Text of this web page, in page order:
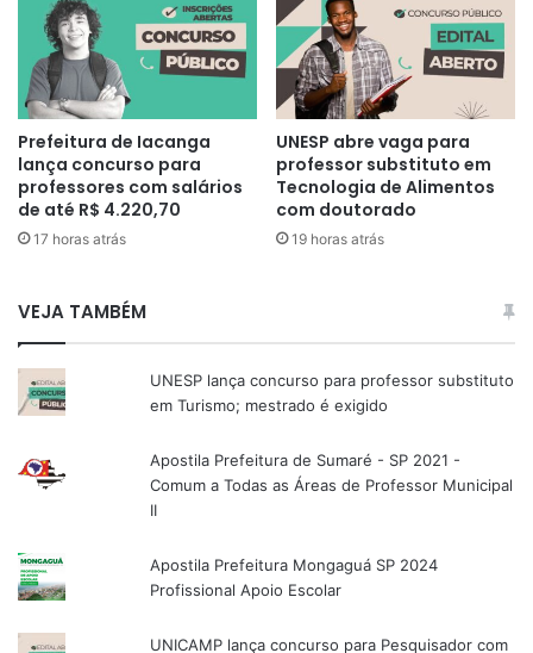
Prefeitura de Iacanga
lança concurso para
professores com salários
de até R$ 4.220,70
17 horas atrás
UNESP abre vaga para
professor substituto em
Tecnologia de Alimentos
com doutorado
19 horas atrás
VEJA TAMBÉM
UNESP lança concurso para professor substituto
em Turismo; mestrado é exigido
Apostila Prefeitura de Sumaré - SP 2021 -
Comum a Todas as Áreas de Professor Municipal
II
Apostila Prefeitura Mongaguá SP 2024
Profissional Apoio Escolar
UNICAMP lança concurso para Pesquisador com